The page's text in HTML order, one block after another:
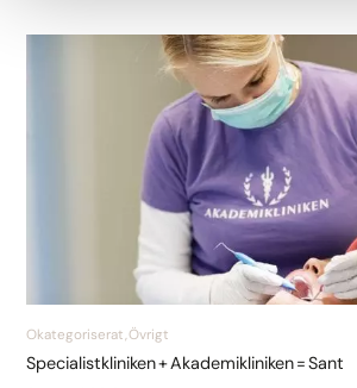
Okategoriserat, Övrigt
Specialistkliniken + Akademikliniken = Sant